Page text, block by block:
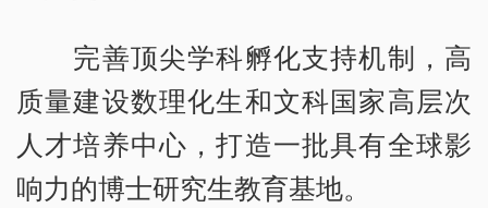
完善顶尖学科孵化支持机制，高
质量建设数理化生和文科国家高层次
人才培养中心，打造一批具有全球影
响力的博士研究生教育基地。